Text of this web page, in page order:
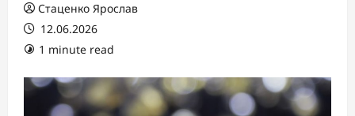
Стаценко Ярослав
12.06.2026
1 minute read